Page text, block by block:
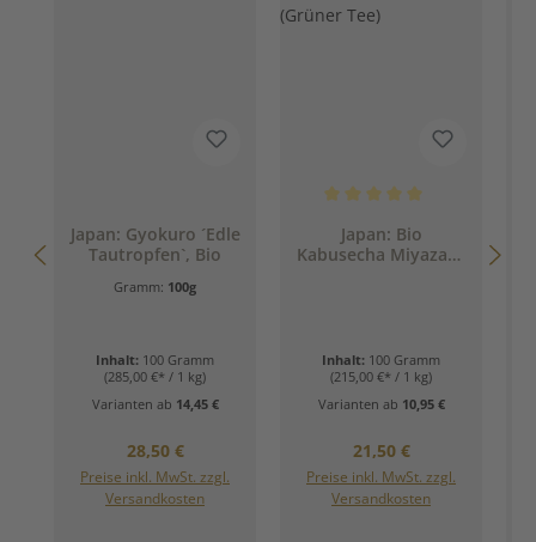
Japan: Gyokuro ´Edle
Tautropfen`, Bio
Gramm: 100g
Inhalt: 100 Gramm
(285,00 €* / 1 kg)
Varianten ab 14,45 €
Regulärer Preis:
28,50 €
Preise inkl. MwSt. zzgl.
Versandkosten
Japan: Bio
Kabusecha Miyazaki,
Inhalt: 100 Gramm
(215,00 €* / 1 kg)
Varianten ab 10,95 €
Regulärer Preis:
21,50 €
Preise inkl. MwSt. zzgl.
Versandkosten